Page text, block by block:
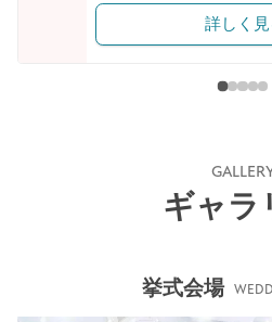
詳しく見
ギャラ
挙式会場